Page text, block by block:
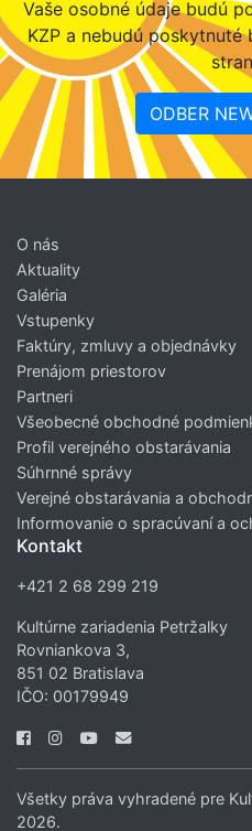
Vaše osobné údaje budú
KZP a nebudú
ODBER
O nás
Aktuality
Galéria
Vstupenky
Faktúry, zmluvy a objednávky
Prenájom priestorov
Partneri
Všeobecné obchodné
Profil verejného obstarávania
Súhrnné správy
Verejné obstarávania a
Informovanie o spracúvaní a
Kontakt
+421 2 68 299 219
Kultúrne zariadenia Petržalky
Rovniankova 3,
851 02 Bratislava
IČO: 00179949
Všetky práva vyhradené pre
2026.